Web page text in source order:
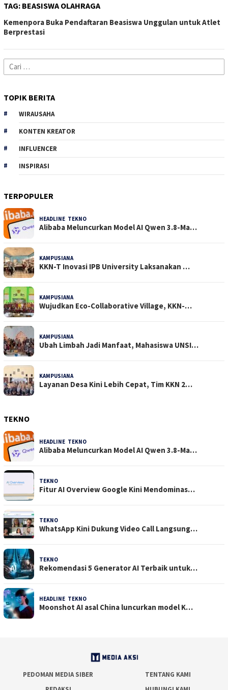
TAG: BEASISWA OLAHRAGA
Kemenpora Buka Pendaftaran Beasiswa Unggulan untuk Atlet
Berprestasi
Cari
untuk:
TOPIK BERITA
WIRAUSAHA
KONTEN KREATOR
INFLUENCER
INSPIRASI
TERPOPULER
HEADLINE TEKNO
Alibaba Meluncurkan Model AI Qwen 3.8-Ma…
KAMPUSIANA
KKN-T Inovasi IPB University Laksanakan …
KAMPUSIANA
Wujudkan Eco-Collaborative Village, KKN-…
KAMPUSIANA
Ubah Limbah Jadi Manfaat, Mahasiswa UNSI…
KAMPUSIANA
Layanan Desa Kini Lebih Cepat, Tim KKN 2…
TEKNO
HEADLINE TEKNO
Alibaba Meluncurkan Model AI Qwen 3.8-Ma…
TEKNO
Fitur AI Overview Google Kini Mendominas…
TEKNO
WhatsApp Kini Dukung Video Call Langsung…
TEKNO
Rekomendasi 5 Generator AI Terbaik untuk…
HEADLINE TEKNO
Moonshot AI asal China luncurkan model K…
PEDOMAN MEDIA SIBER
TENTANG KAMI